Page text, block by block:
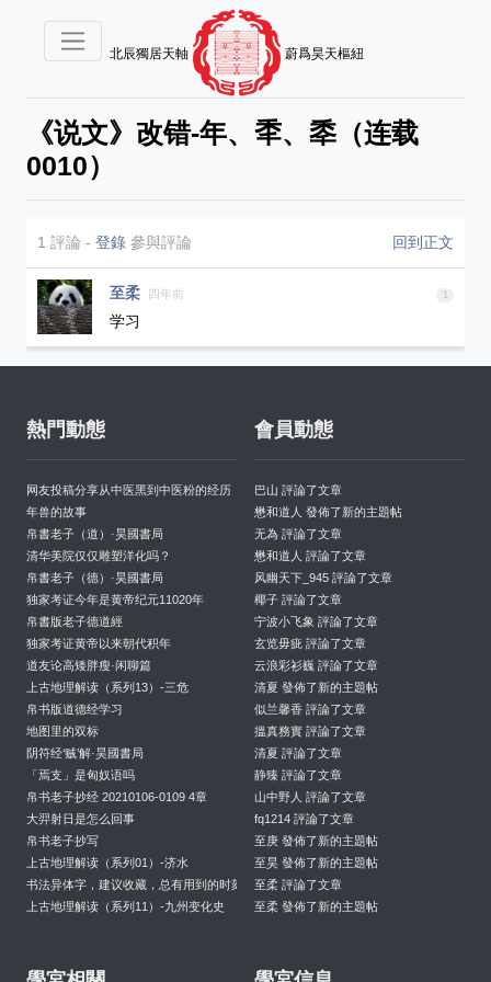
北辰獨居天軸 蔚爲昊天樞紐
《说文》改错-年、秊、䄹（连载
0010）
1 評論 - 登錄 參與評論 回到正文
至柔 四年前 1
学习
熱門動態
网友投稿分享从中医黑到中医粉的经历
年兽的故事
帛書老子（道）·昊國書局
清华美院仅仅雕塑洋化吗？
帛書老子（德）·昊國書局
独家考证今年是黄帝纪元11020年
帛書版老子德道經
独家考证黄帝以来朝代积年
道友论高矮胖瘦·闲聊篇
上古地理解读（系列13）-三危
帛书版道德经学习
地图里的双标
阴符经‘贼’解·昊國書局
「焉支」是匈奴语吗
帛书老子抄经 20210106-0109 4章
大羿射日是怎么回事
帛书老子抄写
上古地理解读（系列01）-济水
书法异体字，建议收藏，总有用到的时刻
上古地理解读（系列11）-九州变化史
會員動態
巴山 評論了文章
懋和道人 發佈了新的主題帖
无為 評論了文章
懋和道人 評論了文章
风幽天下_945 評論了文章
椰子 評論了文章
宁波小飞象 評論了文章
玄览毋疵 評論了文章
云浪彩衫巍 評論了文章
清夏 發佈了新的主題帖
似兰馨香 評論了文章
搵真務實 評論了文章
清夏 評論了文章
静臻 評論了文章
山中野人 評論了文章
fq1214 評論了文章
至庚 發佈了新的主題帖
至昊 發佈了新的主題帖
至柔 評論了文章
至柔 發佈了新的主題帖